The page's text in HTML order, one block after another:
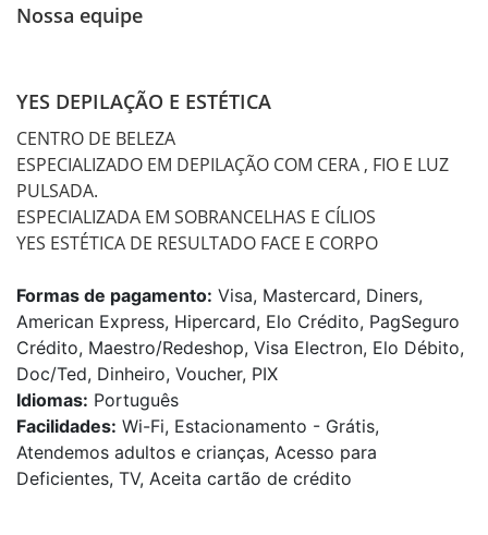
Nossa equipe
YES DEPILAÇÃO E ESTÉTICA
CENTRO DE BELEZA
ESPECIALIZADO EM DEPILAÇÃO COM CERA , FIO E LUZ
PULSADA.
ESPECIALIZADA EM SOBRANCELHAS E CÍLIOS
YES ESTÉTICA DE RESULTADO FACE E CORPO
Formas de pagamento: Visa, Mastercard, Diners,
American Express, Hipercard, Elo Crédito, PagSeguro
Crédito, Maestro/Redeshop, Visa Electron, Elo Débito,
Doc/Ted, Dinheiro, Voucher, PIX
Idiomas: Português
Facilidades: Wi-Fi, Estacionamento - Grátis,
Atendemos adultos e crianças, Acesso para
Deficientes, TV, Aceita cartão de crédito